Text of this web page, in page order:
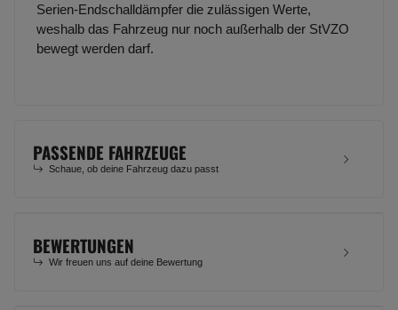
Serien-Endschalldämpfer die zulässigen Werte,
weshalb das Fahrzeug nur noch außerhalb der StVZO
bewegt werden darf.
PASSENDE FAHRZEUGE
Schaue, ob deine Fahrzeug dazu passt
BEWERTUNGEN
Wir freuen uns auf deine Bewertung